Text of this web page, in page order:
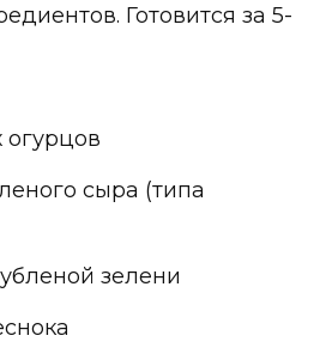
Готовится за 5-
огурцов
сыра (типа
зелени